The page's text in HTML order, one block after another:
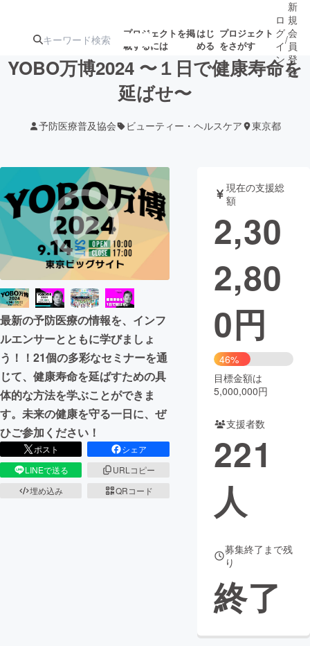
プロジェクトを掲
載するには
はじ
める
プロジェクト
をさがす
ジェクト
注目のリ
ターン
注目の新着プロ
ジェクト
ロジェクト
もうすぐ公開
されます
アート・写真 音楽
テクノロジー・ガジェット ゲーム・サ
映像・映画
ビジネス・起業
まちづくり・地域活性化
CAMPFIRE for Social Good
CAMPFIRE Creation
CAMPFIREふるさと納税
コミュニティ
ロ
グ
イ
ン
/
新
規
会
員
登
録
YOBO万博2024 〜１日で健康寿命を
延ばせ〜
予防医療普及協会 ビューティー・ヘルスケア 東京都
最新の予防医療の情報を、インフ
ルエンサーとともに学びましょ
う！！21個の多彩なセミナーを通
じて、健康寿命を延ばすための具
体的な方法を学ぶことができま
す。未来の健康を守る一日に、ぜ
ひご参加ください！
ポスト
シェア
LINEで送る
URLコピー
埋め込み
QRコード
現在の支援総
額
2,30
2,80
0円
46%
目標金額は
5,000,000円
支援者数
221
人
募集終了まで残
り
終了